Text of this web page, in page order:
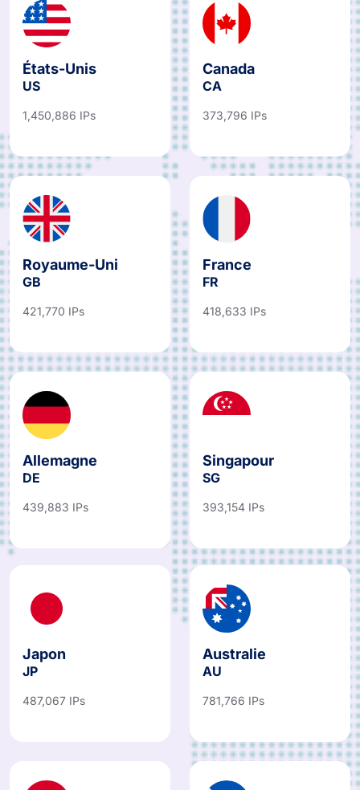
États-Unis
US
1,450,886 IPs
Canada
CA
373,796 IPs
Royaume-Uni
GB
421,770 IPs
France
FR
418,633 IPs
Allemagne
DE
439,883 IPs
Singapour
SG
393,154 IPs
Japon
JP
487,067 IPs
Australie
AU
781,766 IPs